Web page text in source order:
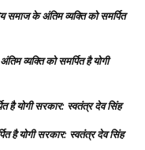
समाज के अंतिम व्यक्ति को समर्पित
व्यक्ति को समर्पित है योगी
है योगी सरकार: स्वतंत्र देव सिंह
है योगी सरकार: स्वतंत्र देव सिंह